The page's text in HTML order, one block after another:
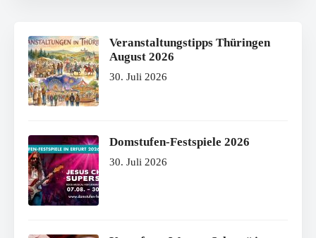
Veranstaltungstipps Thüringen
August 2026
30. Juli 2026
Domstufen-Festspiele 2026
30. Juli 2026